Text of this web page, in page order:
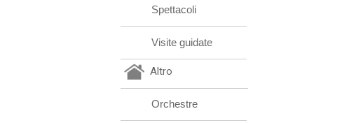
Spettacoli
Visite guidate
Altro
Orchestre